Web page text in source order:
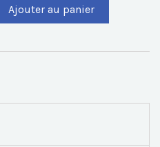
Ajouter au panier